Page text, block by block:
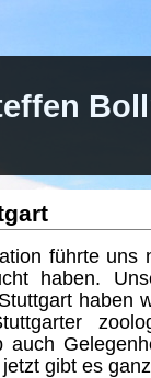
führte uns
haben.
haben
auch
gibt es